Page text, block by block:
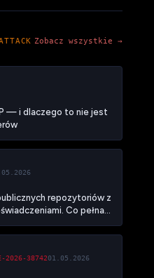
Zobacz wszystkie →
— i dlaczego to nie jest
repozytoriów z
Co pełna
na łańcuch dostaw
2026-3874201.05.2026